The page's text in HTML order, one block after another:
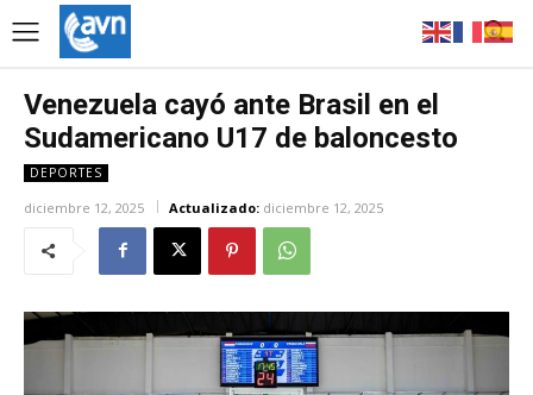
Venezuela cayó ante Brasil en el
Sudamericano U17 de baloncesto
DEPORTES
diciembre 12, 2025 Actualizado: diciembre 12, 2025